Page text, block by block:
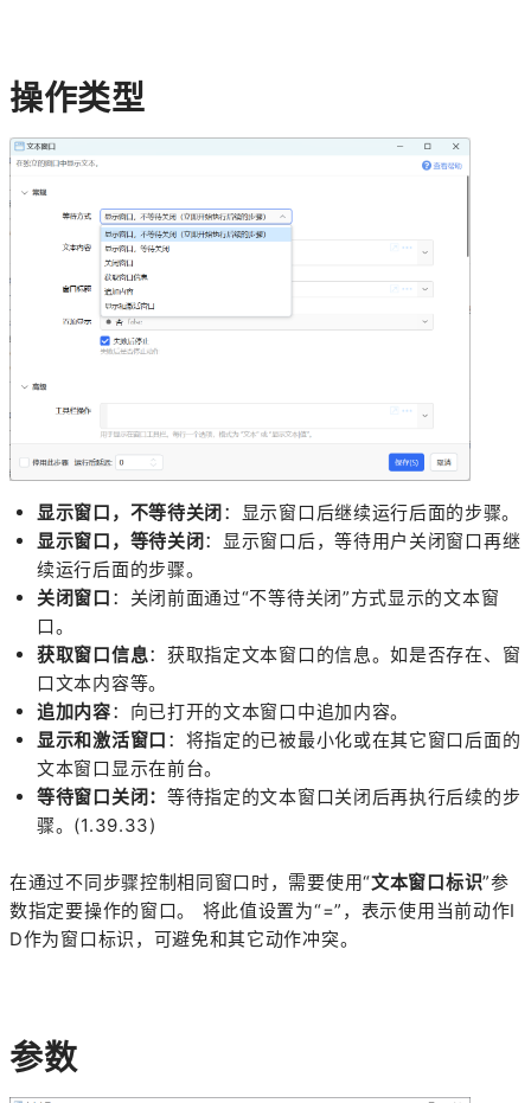
操作类型
显示窗口，不等待关闭：显示窗口后继续运行后面的步骤。
显示窗口，等待关闭：显示窗口后，等待用户关闭窗口再继
续运行后面的步骤。
关闭窗口 ：关闭前面通过“不等待关闭”方式显示的文本窗
口。
获取窗口信息：获取指定文本窗口的信息。如是否存在、窗
口文本内容等。
追加内容：向已打开的文本窗口中追加内容。
显示和激活窗口 ：将指定的已被最小化或在其它窗口后面的
文本窗口显示在前台。
等待窗口关闭： 等待指定的文本窗口关闭后再执行后续的步
骤。(1.39.33)
在通过不同步骤控制相同窗口时，需要使用“文本窗口标识”参
数指定要操作的窗口。 将此值设置为“=”，表示使用当前动作I
D作为窗口标识，可避免和其它动作冲突。
参数